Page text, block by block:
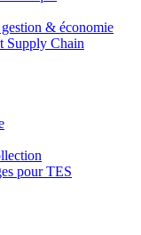
& économie
Supply Chain
pour TES